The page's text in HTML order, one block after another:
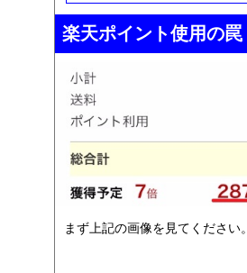
楽天ポイント使用の罠
まず上記の画像を見てください。